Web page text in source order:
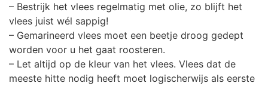
– Bestrijk het vlees regelmatig met olie, zo blijft het
vlees juist wél sappig!
– Gemarineerd vlees moet een beetje droog gedept
worden voor u het gaat roosteren.
– Let altijd op de kleur van het vlees. Vlees dat de
meeste hitte nodig heeft moet logischerwijs als eerste